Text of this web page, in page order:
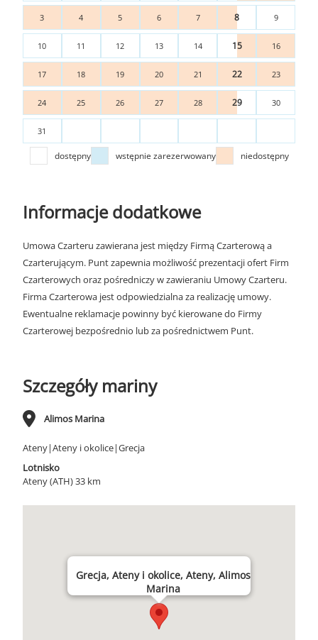
3 4 5 6 7 8 9
10 11 12 13 14 15 16
17 18 19 20 21 22 23
24 25 26 27 28 29 30
31
dostępny wstępnie zarezerwowany niedostępny
Informacje dodatkowe
Umowa Czarteru zawierana jest między Firmą Czarterową a
Czarterującym. Punt zapewnia możliwość prezentacji ofert Firm
Czarterowych oraz pośredniczy w zawieraniu Umowy Czarteru.
Firma Czarterowa jest odpowiedzialna za realizację umowy.
Ewentualne reklamacje powinny być kierowane do Firmy
Czarterowej bezpośrednio lub za pośrednictwem Punt.
Szczegóły mariny
Alimos Marina
Ateny|Ateny i okolice|Grecja
Lotnisko
Ateny (ATH) 33 km
Grecja, Ateny i okolice, Ateny, Alimos
Marina